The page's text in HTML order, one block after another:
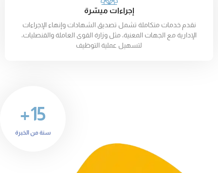
إجراءات ميسّرة
نقدم خدمات متكاملة تشمل تصديق الشهادات وإنهاء الإجراءات
الإدارية مع الجهات المعنية، مثل وزارة القوى العاملة والقنصليات،
لتسهيل عملية التوظيف
15+
سنة من الخبرة